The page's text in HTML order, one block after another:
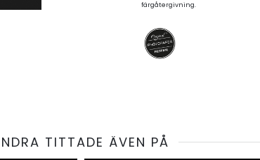
färgåtergivning.
TITTADE ÄVEN PÅ